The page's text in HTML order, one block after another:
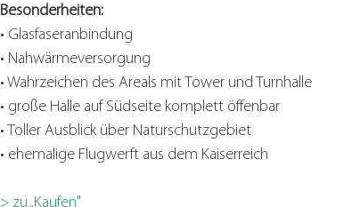
Besonderheiten:
• Glasfaseranbindung
• Nahwärmeversorgung
• Wahrzeichen des Areals mit Tower und Turnhalle
• große Halle auf Südseite komplett öffenbar
• Toller Ausblick über Naturschutzgebiet
• ehemalige Flugwerft aus dem Kaiserreich
> zu „Kaufen"